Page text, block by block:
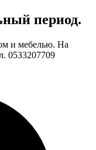
период.
и мебелью. На
0533207709